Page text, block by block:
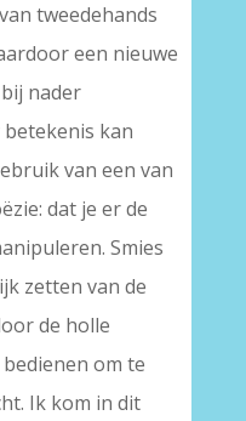
tweedehands
een nieuwe
nader
kan
van een van
dat je er de
Smies
zetten van de
de holle
om te
Ik kom in dit